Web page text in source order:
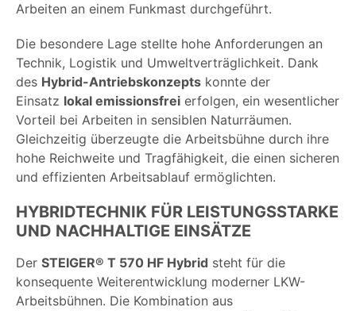
Arbeiten an einem Funkmast durchgeführt.
Die besondere Lage stellte hohe Anforderungen an
Technik, Logistik und Umweltverträglichkeit. Dank
des Hybrid-Antriebskonzepts konnte der
Einsatz lokal emissionsfrei erfolgen, ein wesentlicher
Vorteil bei Arbeiten in sensiblen Naturräumen.
Gleichzeitig überzeugte die Arbeitsbühne durch ihre
hohe Reichweite und Tragfähigkeit, die einen sicheren
und effizienten Arbeitsablauf ermöglichten.
HYBRIDTECHNIK FÜR LEISTUNGSSTARKE
UND NACHHALTIGE EINSÄTZE
Der STEIGER® T 570 HF Hybrid steht für die
konsequente Weiterentwicklung moderner LKW-
Arbeitsbühnen. Die Kombination aus